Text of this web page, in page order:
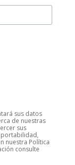
sus datos
de nuestras
sus
portabilidad,
nuestra Política
consulte